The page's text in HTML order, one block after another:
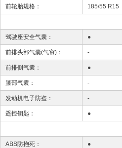
前轮胎规格： 185/55 R15
驾驶座安全气囊： ●
前排头部气囊(气帘)： -
前排侧气囊： ●
膝部气囊： -
发动机电子防盗： -
遥控钥匙： ●
ABS防抱死： ●